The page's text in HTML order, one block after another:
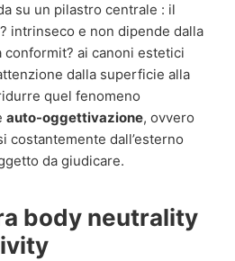
su un pilastro centrale : il
intrinseco e non dipende dalla
conformit? ai canoni estetici
dalla superficie alla
quel fenomeno
auto-oggettivazione, ovvero
costantemente dall’esterno
da giudicare.
body neutrality